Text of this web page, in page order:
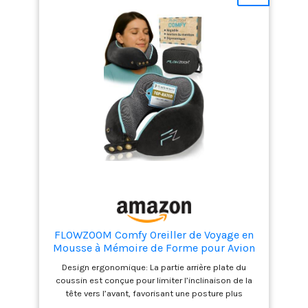
coussins de voyage. Notre housse en velours ultra
doux dispose d'une fermeture éclair facile à utiliser
et est lavable en machine. Design ergonomique
avec bords surélevés : les coussins cervicaux
standard en forme de U n'offrent pas de soutien
pour l'inclinaison du cou d'un côté à l'autre, mais le
coussin cervical Far win est conçu avec un contour
orthopédique à lobe surélevé de chaque côté qui
permet à votre cou et à votre tête de s'appuyer
confortablement contre le coussin en mousse à
mémoire de forme, à la fois doux et soutenant.
Idéal pour dormir sur votre siège pendant les longs
transport fourni, puis le mettre dans votre sac à
dos ou dans votre valise. Il suffit de le prendre avec
soi et d'aller où l'on veut. - - - -
FLOWZOOM Comfy Oreiller de Voyage en
Mousse à Mémoire de Forme pour Avion
et Voiture – Coussin pour Avion Réglable,
Soutien à 360°, Housse en Peluche
Lavable et Pochette de Transport – Noir
Design ergonomique: La partie arrière plate du
coussin est conçue pour limiter l’inclinaison de la
tête vers l’avant, favorisant une posture plus